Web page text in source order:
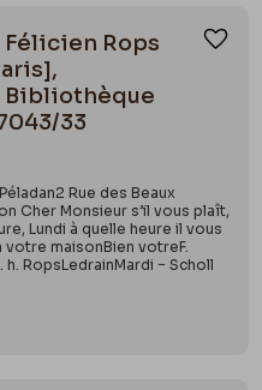
Rops
Bibliothèque
33
Rue des Beaux
Cher Monsieur s’il vous plaît,
Lundi à quelle heure il vous
maisonBien votreF.
h. RopsLedrainMardi − Scholl